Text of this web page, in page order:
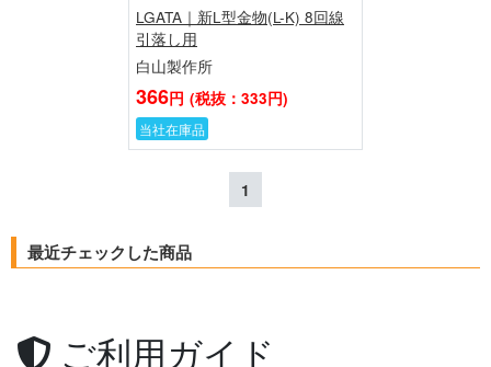
LGATA｜新L型金物(L-K) 8回線
引落し用
白山製作所
366円 (税抜：333円)
当社在庫品
1
最近チェックした商品
ご利用ガイド